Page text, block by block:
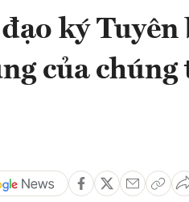
ký Tuyên
của chúng